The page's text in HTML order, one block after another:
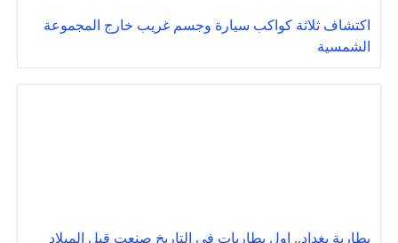
اكتشاف ثلاثة كواكب سيارة وجسم غريب خارج المجموعة
الشمسية
بطارية بغداد.. اول بطاريات في التاريخ صنعت قبل الميلاد